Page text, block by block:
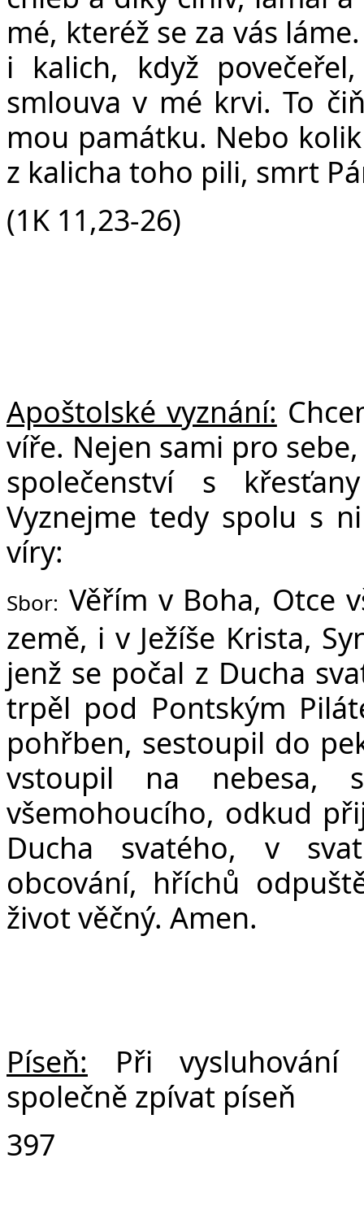
mé, kteréž se za vás
i kalich, když
smlouva v mé krvi. To
mou památku. Nebo
z kalicha toho pili, smrt
(1K 11,23-26)
Apoštolské vyznání:
víře. Nejen sami pro
společenství s
Vyznejme tedy spolu s
víry:
Sbor: Věřím v Boha, Otce
země, i v Ježíše Krista,
jenž se počal z Ducha
trpěl pod Pontským
pohřben, sestoupil do
vstoupil na nebesa,
všemohoucího, odkud
Ducha svatého, v
obcování, hříchů
život věčný. Amen.
Píseň: Při vysluhování
společně zpívat píseň
397